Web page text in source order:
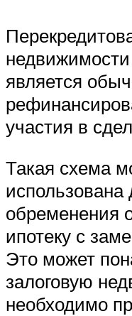
является
участия в
Такая схема
обременения
ипотеку с
Это может
залоговую
необходимо